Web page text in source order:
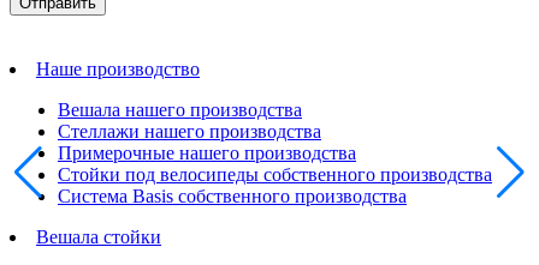
Наше производство
Вешала нашего производства
Стеллажи нашего производства
Примерочные нашего производства
Стойки под велосипеды собственного производства
Система Basis собственного производства
Вешала стойки